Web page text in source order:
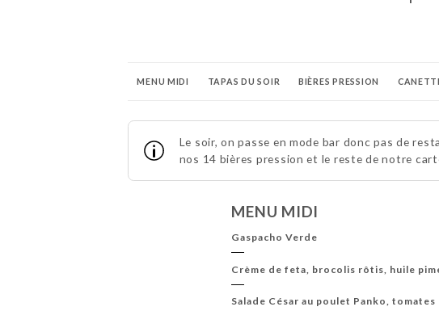
MENU MIDI TAPAS DU SOIR BIÈRES PRESSION
BOISSONS SANS ALCOOL
Le soir, on passe en mode bar donc pas de
nos 14 bières pression et le reste de notre
MENU MIDI
Gaspacho Verde
Crème de feta, brocolis rôtis, huile
Salade César au poulet Panko,